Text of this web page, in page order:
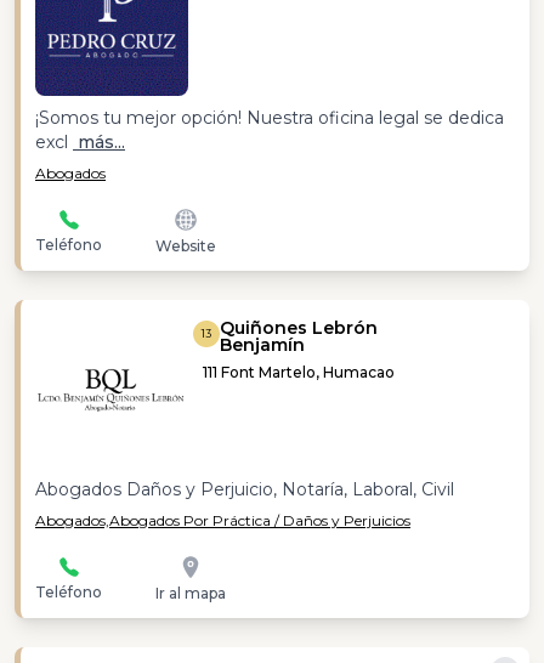
¡Somos tu mejor opción! Nuestra oficina legal se dedica
excl más...
Abogados
Teléfono Website
13 Quiñones Lebrón
Benjamín
111 Font Martelo, Humacao
Abogados Daños y Perjuicio, Notaría, Laboral, Civil
Abogados,Abogados Por Práctica / Daños y Perjuicios
Teléfono Ir al mapa